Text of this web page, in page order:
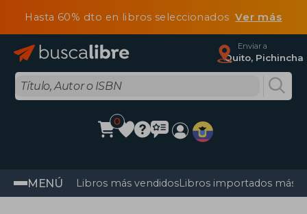
Hasta 60% dto en libros seleccionadosVer más
Enviar a
Quito, Pichincha
0
MENÚ Libros más vendidosLibros importados más